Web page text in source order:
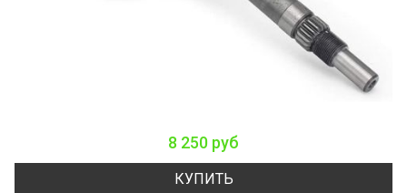
8 250 руб
КУПИТЬ